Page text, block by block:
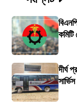
কমিটি
দীর্ঘ
সার্ভিস